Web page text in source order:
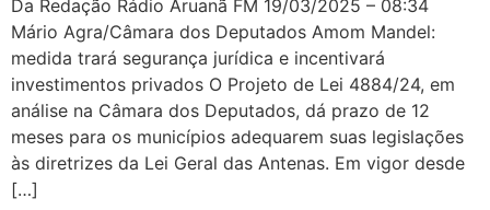
Da Redação Rádio Aruanã FM 19/03/2025 – 08:34
Mário Agra/Câmara dos Deputados Amom Mandel:
medida trará segurança jurídica e incentivará
investimentos privados O Projeto de Lei 4884/24, em
análise na Câmara dos Deputados, dá prazo de 12
meses para os municípios adequarem suas legislações
às diretrizes da Lei Geral das Antenas. Em vigor desde
[…]